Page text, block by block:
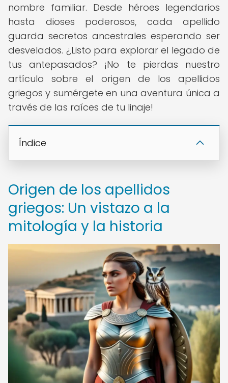
nombre familiar. Desde héroes legendarios
hasta dioses poderosos, cada apellido
guarda secretos ancestrales esperando ser
desvelados. ¿Listo para explorar el legado de
tus antepasados? ¡No te pierdas nuestro
artículo sobre el origen de los apellidos
griegos y sumérgete en una aventura única a
través de las raíces de tu linaje!
Índice
Origen de los apellidos
griegos: Un vistazo a la
mitología y la historia